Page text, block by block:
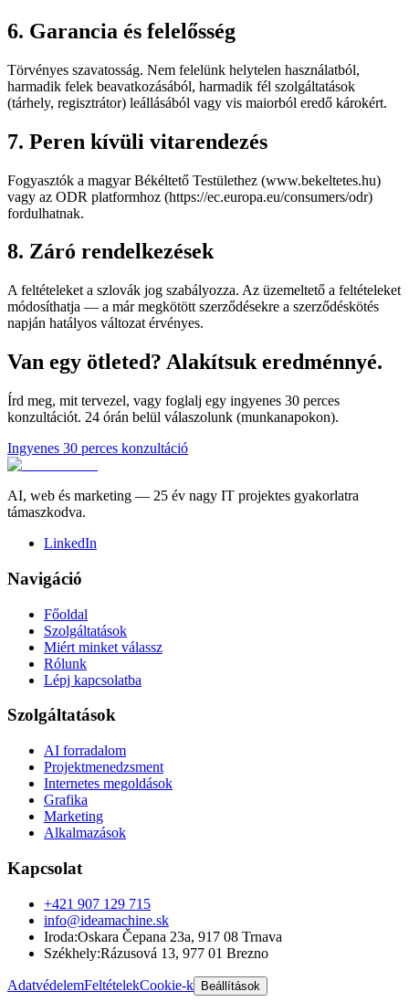
6. Garancia és felelősség
Törvényes szavatosság. Nem felelünk helytelen használatból,
harmadik felek beavatkozásából, harmadik fél szolgáltatások
(tárhely, regisztrátor) leállásából vagy vis maiorból eredő károkért.
7. Peren kívüli vitarendezés
Fogyasztók a magyar Békéltető Testülethez (www.bekeltetes.hu)
vagy az ODR platformhoz (https://ec.europa.eu/consumers/odr)
fordulhatnak.
8. Záró rendelkezések
A feltételeket a szlovák jog szabályozza. Az üzemeltető a feltételeket
módosíthatja — a már megkötött szerződésekre a szerződéskötés
napján hatályos változat érvényes.
Van egy ötleted? Alakítsuk eredménnyé.
Írd meg, mit tervezel, vagy foglalj egy ingyenes 30 perces
konzultációt. 24 órán belül válaszolunk (munkanapokon).
Ingyenes 30 perces konzultáció
AI, web és marketing — 25 év nagy IT projektes gyakorlatra
támaszkodva.
LinkedIn
Navigáció
Főoldal
Szolgáltatások
Miért minket válassz
Rólunk
Lépj kapcsolatba
Szolgáltatások
AI forradalom
Projektmenedzsment
Internetes megoldások
Grafika
Marketing
Alkalmazások
Kapcsolat
+421 907 129 715
info@ideamachine.sk
Iroda:Oskara Čepana 23a, 917 08 Trnava
Székhely:Rázusová 13, 977 01 Brezno
AdatvédelemFeltételekCookie-k Beállítások